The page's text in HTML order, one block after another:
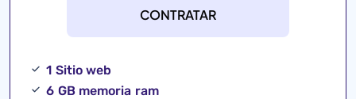
CONTRATAR
1 Sitio web
6 GB memoria ram